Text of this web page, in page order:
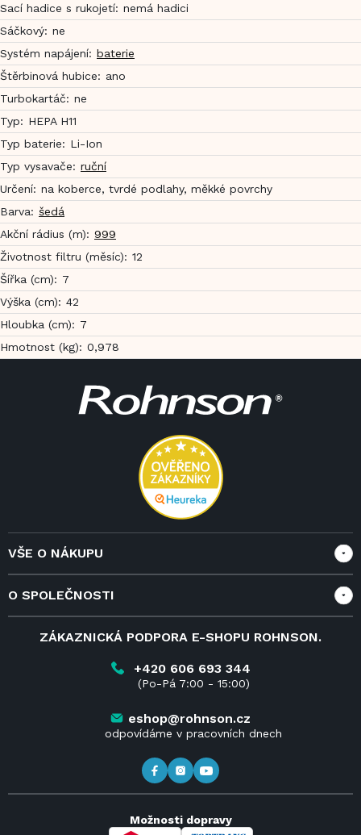
Sací hadice s rukojetí: nemá hadici
Sáčkový: ne
Systém napájení: baterie
Štěrbinová hubice: ano
Turbokartáč: ne
Typ: HEPA H11
Typ baterie: Li-Ion
Typ vysavače: ruční
Určení: na koberce, tvrdé podlahy, měkké povrchy
Barva: šedá
Akční rádius (m): 999
Životnost filtru (měsíc): 12
Šířka (cm): 7
Výška (cm): 42
Hloubka (cm): 7
Hmotnost (kg): 0,978
VŠE O NÁKUPU
Doprava a služby
Reklamace
Vrácení zboží do 14 dnů
O SPOLEČNOSTI
ZÁKAZNICKÁ PODPORA E-SHOPU ROHNSON.
+420 606 693 344
(Po-Pá 7:00 - 15:00)
eshop@rohnson.cz
odpovídáme v pracovních dnech
Možnosti dopravy